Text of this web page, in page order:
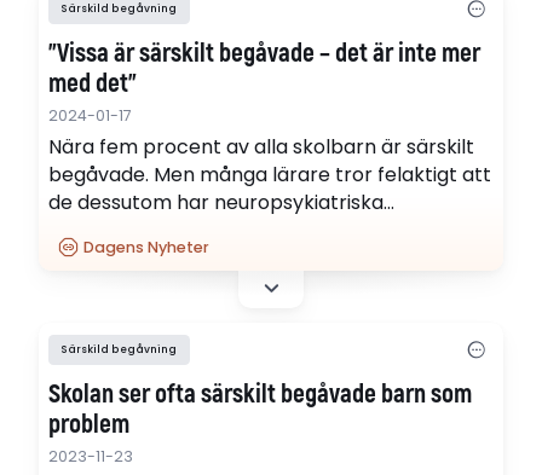
Särskild begåvning
”Vissa är särskilt begåvade – det är inte mer
med det”
2024-01-17
Nära fem procent av alla skolbarn är särskilt
begåvade. Men många lärare tror felaktigt att
de dessutom har neuropsykiatriska
funktionsnedsättningar. "Vi måste börja se
särskilt begåvade barn som en resurs", säger
forskaren Malin Ekesryd Nordström.
Dagens Nyheter
Särskild begåvning
Skolan ser ofta särskilt begåvade barn som
problem
2023-11-23